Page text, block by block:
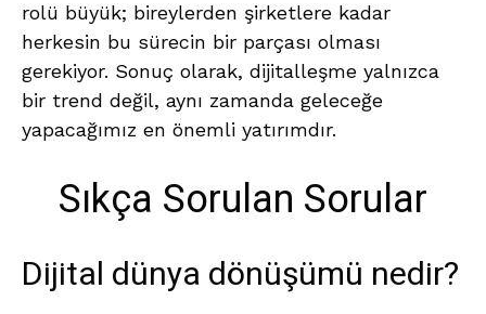
rolü büyük; bireylerden şirketlere kadar
herkesin bu sürecin bir parçası olması
gerekiyor. Sonuç olarak, dijitalleşme yalnızca
bir trend değil, aynı zamanda geleceğe
yapacağımız en önemli yatırımdır.
Sıkça Sorulan Sorular
Dijital dünya dönüşümü nedir?